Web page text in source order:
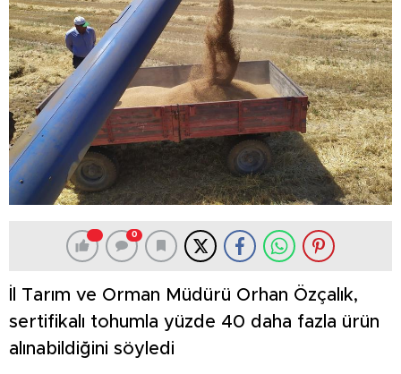
0
İl Tarım ve Orman Müdürü Orhan Özçalık,
sertifikalı tohumla yüzde 40 daha fazla ürün
alınabildiğini söyledi